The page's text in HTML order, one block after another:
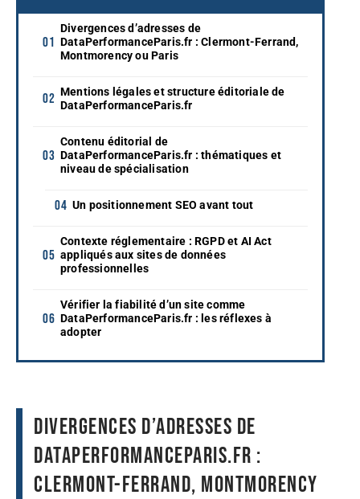
Divergences d’adresses de
DataPerformanceParis.fr : Clermont-Ferrand,
Montmorency ou Paris
Mentions légales et structure éditoriale de
DataPerformanceParis.fr
Contenu éditorial de
DataPerformanceParis.fr : thématiques et
niveau de spécialisation
Un positionnement SEO avant tout
Contexte réglementaire : RGPD et AI Act
appliqués aux sites de données
professionnelles
Vérifier la fiabilité d’un site comme
DataPerformanceParis.fr : les réflexes à
adopter
Divergences d’adresses de
DataPerformanceParis.fr :
Clermont-Ferrand, Montmorency